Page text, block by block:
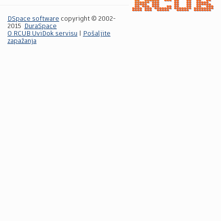
DSpace software copyright © 2002-
2015
DuraSpace
O RCUB UviDok servisu
Pošaljite
zapažanja